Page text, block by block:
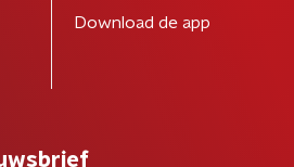
Download de app